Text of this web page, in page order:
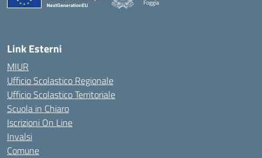
Foggia
— Visita la pagina iniziale della scuola
Link Esterni
MIUR
Ufficio Scolastico Regionale
Ufficio Scolastico Territoriale
Scuola in Chiaro
Iscrizioni On Line
Invalsi
Comune